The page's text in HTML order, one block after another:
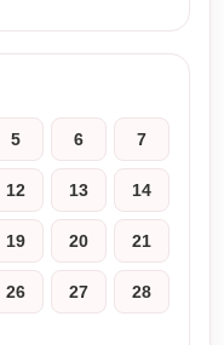
5 6 7
12 13 14
19 20 21
26 27 28